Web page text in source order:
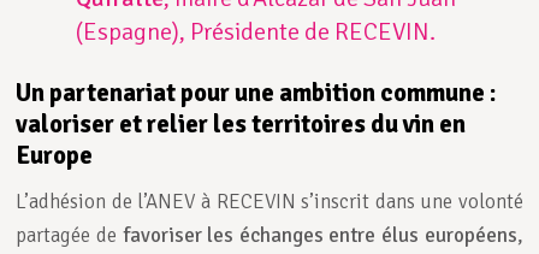
(Espagne), Présidente de RECEVIN.
Un partenariat pour une ambition commune :
valoriser et relier les territoires du vin en
Europe
L’adhésion de l’ANEV à RECEVIN s’inscrit dans une volonté
partagée de favoriser les échanges entre élus européens,